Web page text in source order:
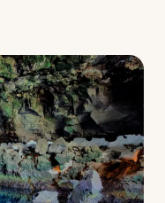
de Hilario sont